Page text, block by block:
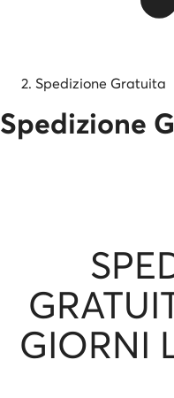
Spedizione Gratuita
Spedizione
GIORNI